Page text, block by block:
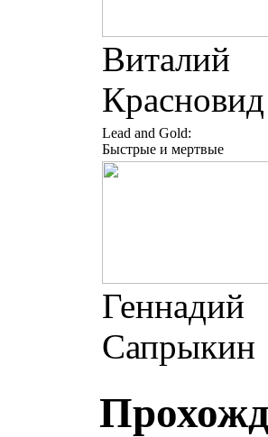
Виталий
Красновид
Lead and Gold:
Быстрые и мертвые
Геннадий
Сапрыкин